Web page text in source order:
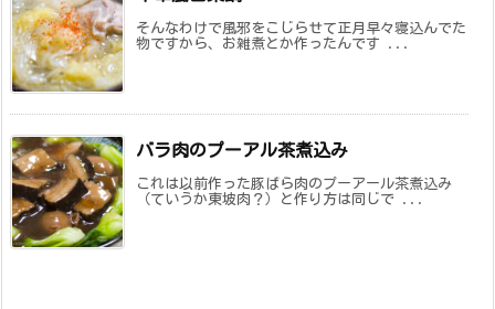
そんなわけで風邪をこじらせて正月早々寝込んでた
物ですから、お雑煮とか作ったんです ...
バラ肉のプーアル茶煮込み
これは以前作った豚ばら肉のプーアール茶煮込み
（ていうか東坡肉？）と作り方は同じで ...